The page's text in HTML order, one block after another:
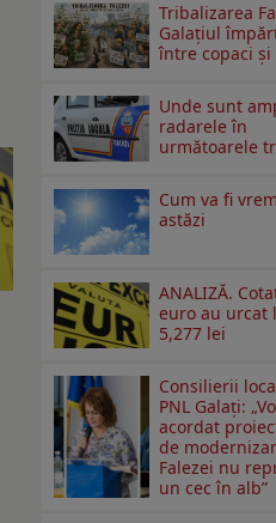
Tribalizarea
Galațiul
între copaci și
Unde sunt
radarele în
următoarele
Cum va fi
astăzi
ANALIZĂ.
euro au urcat
5,277 lei
Consilierii
PNL Galaţi:
acordat
de
Falezei nu
un cec în alb”